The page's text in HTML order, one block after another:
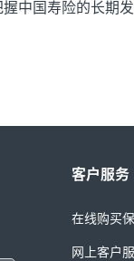
中国寿险的长
客户服务
在线购买
网上客户